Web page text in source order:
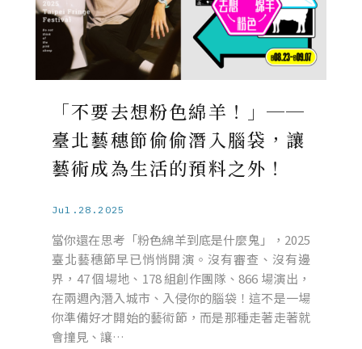
「不要去想粉色綿羊！」──
臺北藝穗節偷偷潛入腦袋，讓
藝術成為生活的預料之外！
Jul.28.2025
當你還在思考「粉色綿羊到底是什麼鬼」，2025
臺北藝穗節早已悄悄開演。沒有審查、沒有邊
界，47 個場地、178 組創作團隊、866 場演出，
在兩週內潛入城市、入侵你的腦袋！這不是一場
你準備好才開始的藝術節，而是那種走著走著就
會撞見、讓…